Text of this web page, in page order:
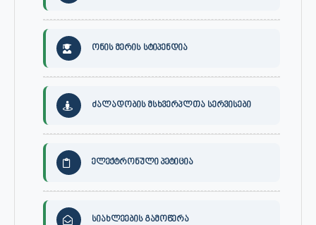
ონის მერის სტიპენდია
ძალადობის მსხვერპლთა სერვისები
ელექტრონული პეტიცია
სიახლეების გამოწერა